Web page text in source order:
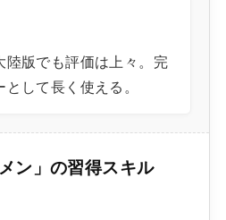
陸版でも評価は上々。完
して長く使える。
ン」の習得スキル